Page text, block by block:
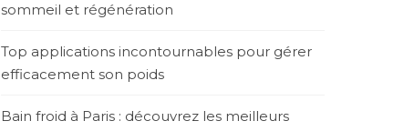
sommeil et régénération
Top applications incontournables pour gérer
efficacement son poids
Bain froid à Paris : découvrez les meilleurs